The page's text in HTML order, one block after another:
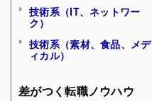
技術系（IT、ネットワー
ク）
技術系（素材、食品、メデ
ィカル）
差がつく転職ノウハウ